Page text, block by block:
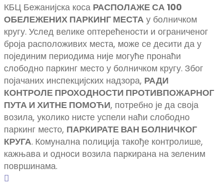
КБЦ Бежанијска коса РАСПОЛАЖЕ СА 100
ОБЕЛЕЖЕНИХ ПАРКИНГ МЕСТА у болничком
кругу. Услед велике оптерећености и ограниченог
броја расположивих места, може се десити да у
појединим периодима није могуће пронаћи
слободно паркинг место у болничком кругу. Због
појачаних инспекцијских надзора, РАДИ
КОНТРОЛЕ ПРОХОДНОСТИ ПРОТИВПОЖАРНОГ
ПУТА И ХИТНЕ ПОМОЋИ, потребно је да своја
возила, уколико нисте успели наћи слободно
паркинг место, ПАРКИРАТЕ ВАН БОЛНИЧКОГ
КРУГА. Комунална полиција такође контролише,
кажњава и односи возила паркирана на зеленим
површинама.